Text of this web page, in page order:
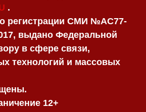
.
регистрации СМИ №AC77-
выдано Федеральной
в сфере связи,
технологий и массовых
12+